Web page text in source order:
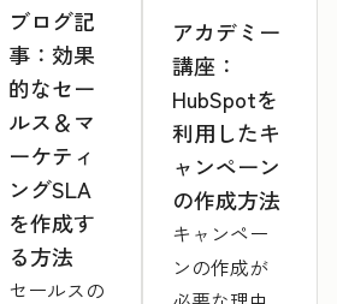
ブログ記
事：効果
的なセー
ルス＆マ
ーケティ
ングSLA
を作成す
る方法
セールスの
アカデミー
講座：
HubSpotを
利用したキ
ャンペーン
の作成方法
キャンペー
ンの作成が